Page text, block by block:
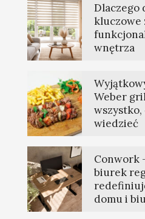
Dlaczego
kluczowe
wnętrza
Weber
wszystko,
wiedzieć
Conwork
biurek
domu i